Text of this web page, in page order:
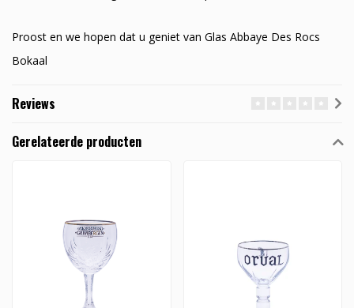
Proost en we hopen dat u geniet van Glas Abbaye Des Rocs
Bokaal
Reviews
Gerelateerde producten